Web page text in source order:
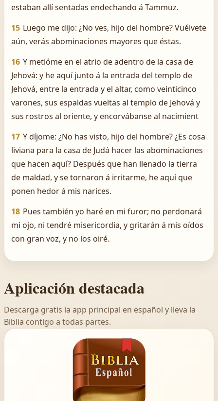
estaban allí sentadas endechando á Tammuz.
15 Luego me dijo: ¿No ves, hijo del hombre? Vuélvete
aún, verás abominaciones mayores que éstas.
16 Y metióme en el atrio de adentro de la casa de
Jehová: y he aquí junto á la entrada del templo de
Jehová, entre la entrada y el altar, como veinticinco
varones, sus espaldas vueltas al templo de Jehová y
sus rostros al oriente, y encorvábanse al nacimient
17 Y díjome: ¿No has visto, hijo del hombre? ¿Es cosa
liviana para la casa de Judá hacer las abominaciones
que hacen aquí? Después que han llenado la tierra
de maldad, y se tornaron á irritarme, he aquí que
ponen hedor á mis narices.
18 Pues también yo haré en mi furor; no perdonará
mi ojo, ni tendré misericordia, y gritarán á mis oídos
con gran voz, y no los oiré.
Aplicación destacada
Descarga gratis la app principal en español y lleva la
Biblia contigo a todas partes.